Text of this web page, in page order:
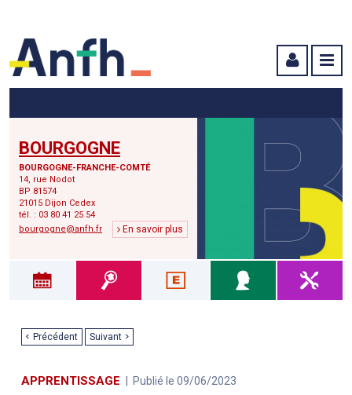
BOURGOGNE
BOURGOGNE-FRANCHE-COMTÉ
14, rue Nodot
BP 81574
21015 Dijon Cedex
tél. : 03 80 41 25 54
bourgogne@anfh.fr
En savoir plus
Précédent Suivant
APPRENTISSAGE Publié le 09/06/2023